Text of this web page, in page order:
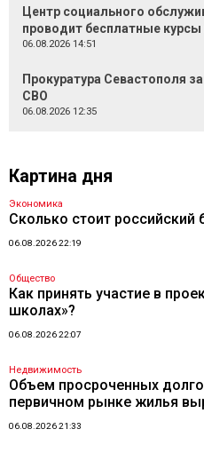
Центр социального
проводит бесплатные
06.08.2026 14:51
Прокуратура Севастополя
СВО
06.08.2026 12:35
Картина дня
Экономика
Сколько стоит российский
06.08.2026 22:19
Общество
Как принять участие в
школах»?
06.08.2026 22:07
Недвижимость
Объем просроченных
первичном рынке жилья
06.08.2026 21:33